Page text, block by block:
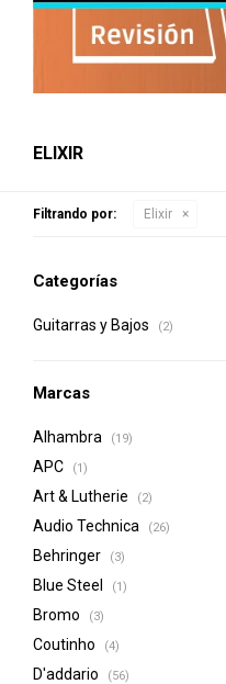
ELIXIR
Filtrando por: Elixir
Categorías
Guitarras y Bajos (2)
Marcas
Alhambra (19)
APC (1)
Art & Lutherie (2)
Audio Technica (26)
Behringer (3)
Blue Steel (1)
Bromo (3)
Coutinho (4)
D'addario (56)